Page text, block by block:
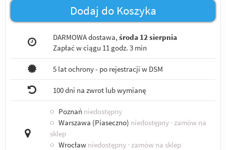
Dodaj do Koszyka
DARMOWA dostawa,środa 12 sierpnia
Zapłać w ciągu 11 godz. 3 min
5 lat ochrony - po rejestracji w DSM
100 dni na zwrot lub wymianę
○ Poznań niedostępny
○ Warszawa (Piaseczno) niedostępny · zamów na
sklep
○ Wrocław niedostępny · zamów na sklep